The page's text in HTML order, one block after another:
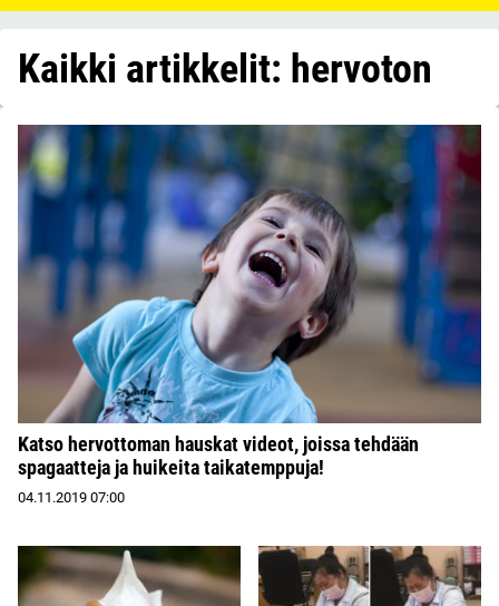
Kaikki artikkelit: hervoton
Katso hervottoman hauskat videot, joissa tehdään
spagaatteja ja huikeita taikatemppuja!
04.11.2019 07:00